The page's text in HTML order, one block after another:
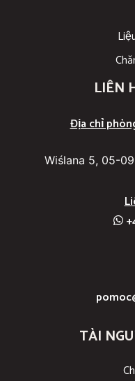
LIÊN
Địa chỉ
Wiślana 5, 05-
TÀI